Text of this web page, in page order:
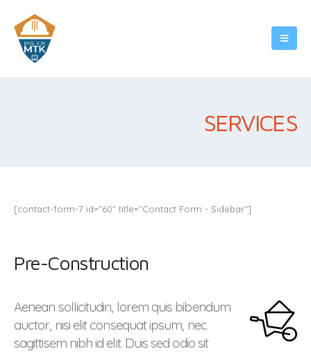
SERVICES
Pre-Construction
Aenean sollicitudin, lorem quis bibendum
auctor, nisi elit consequat ipsum, nec
sagittisem nibh id elit. Duis sed odio sit
[contact-form-7 id="60" title="Contact Form - Sidebar"]